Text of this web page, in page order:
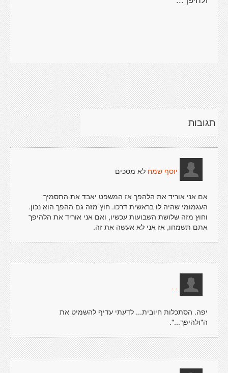
תגובות
יוסף שמח לא מסכים
אם אני אוריד את הלהפך אז המשפט יאבד את התסמיך
העגמומי שהיה לו בראשית דרכו. חוץ מזה גם ההפך הוא נכון.
וחוץ מזה שלושת השבועות עכשיו, ואם אני אוריד את הלהיפך
אתם תשמחו, אז אני לא אעשה את זה.
יפה. הסתכלות חיובית... לדעתי עדיף להשמיט את
ה"ולהיפך...".